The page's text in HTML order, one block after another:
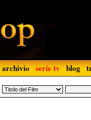
archivio serie tv blog